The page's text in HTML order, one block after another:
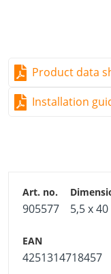
The particular
recommended, in
Product data
Installation
905577 5,5 x
4251314718457